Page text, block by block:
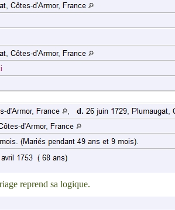
reprend sa logique.